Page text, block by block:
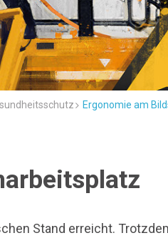
Ergonomie am
Stand erreicht.